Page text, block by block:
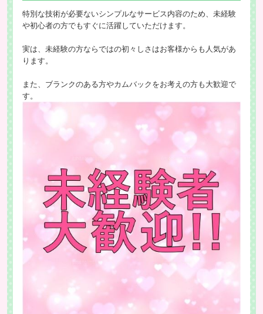
特別な技術が必要ないシンプルなサービス内容のため、未経験
や初心者の方でもすぐに活躍していただけます。
実は、未経験の方ならではの初々しさはお客様からも人気があ
ります。
また、ブランクのある方やカムバックをお考えの方も大歓迎で
す。